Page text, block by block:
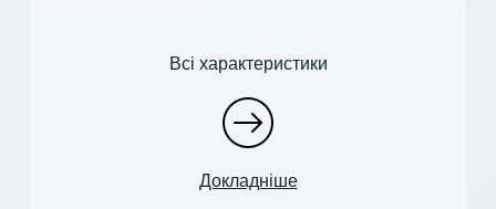
Всі характеристики
Докладніше